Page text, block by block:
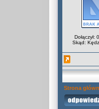
Dołączył:
Skąd:
Strona